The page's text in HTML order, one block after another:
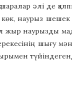
шаралар әлі де
наурыз
наурызды
шығу